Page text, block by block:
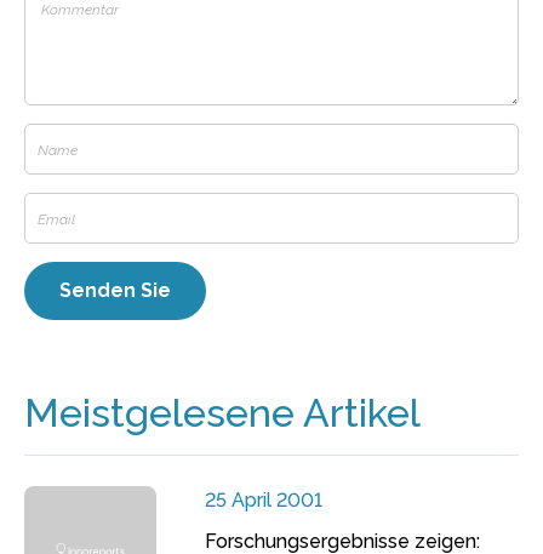
Meistgelesene Artikel
25 April 2001
Forschungsergebnisse zeigen: